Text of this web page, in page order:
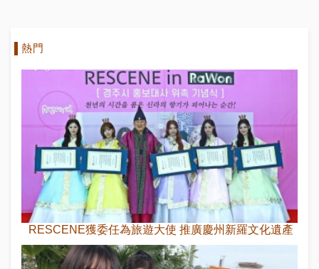
熱門
RESCENE獲委任為旅遊大使 推廣慶州新羅文化遺產